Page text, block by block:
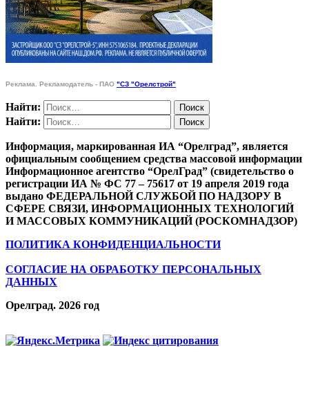
Реклама. Рекламодатель - ПАО "СЗ "Орелстрой"
Найти:
Найти:
Информация, маркированная ИА “Орелград”, является
официальным сообщением средства массовой информации
Информационное агентство “ОрелГрад” (свидетельство о
регистрации ИА № ФС 77 – 75617 от 19 апреля 2019 года
выдано ФЕДЕРАЛЬНОЙ СЛУЖБОЙ ПО НАДЗОРУ В
СФЕРЕ СВЯЗИ, ИНФОРМАЦИОННЫХ ТЕХНОЛОГИЙ
И МАССОВЫХ КОММУНИКАЦИЙ (РОСКОМНАДЗОР)
ПОЛИТИКА КОНФИДЕНЦИАЛЬНОСТИ
СОГЛАСИЕ НА ОБРАБОТКУ ПЕРСОНАЛЬНЫХ
ДАННЫХ
Орелград. 2026 год